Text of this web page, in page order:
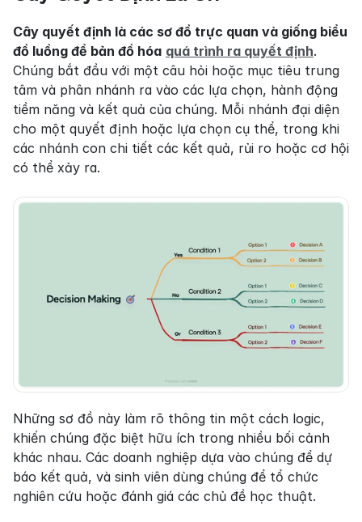
Cây quyết định là các sơ đồ trực quan và giống biểu
đồ luồng để bản đồ hóa quá trình ra quyết định.
Chúng bắt đầu với một câu hỏi hoặc mục tiêu trung
tâm và phân nhánh ra vào các lựa chọn, hành động
tiềm năng và kết quả của chúng. Mỗi nhánh đại diện
cho một quyết định hoặc lựa chọn cụ thể, trong khi
các nhánh con chi tiết các kết quả, rủi ro hoặc cơ hội
có thể xảy ra.
Những sơ đồ này làm rõ thông tin một cách logic,
khiến chúng đặc biệt hữu ích trong nhiều bối cảnh
khác nhau. Các doanh nghiệp dựa vào chúng để dự
báo kết quả, và sinh viên dùng chúng để tổ chức
nghiên cứu hoặc đánh giá các chủ đề học thuật.